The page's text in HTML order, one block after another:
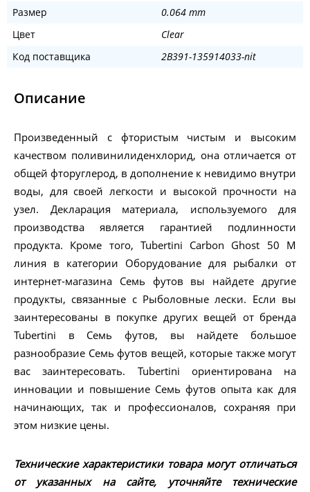
Размер
0.064 mm
Цвет
Clear
Код поставщика
2B391-135914033-nit
Описание
Произведенный с фтористым чистым и высоким
качеством поливинилиденхлорид, она отличается от
общей фторуглерод, в дополнение к невидимо внутри
воды, для своей легкости и высокой прочности на
узел. Декларация материала, используемого для
производства является гарантией подлинности
продукта. Кроме того, Tubertini Carbon Ghost 50 M
линия в категории Оборудование для рыбалки от
интернет-магазина Семь футов вы найдете другие
продукты, связанные с Рыболовные лески. Если вы
заинтересованы в покупке других вещей от бренда
Tubertini в Семь футов, вы найдете большое
разнообразие Семь футов вещей, которые также могут
вас заинтересовать. Tubertini ориентирована на
инновации и повышение Семь футов опыта как для
начинающих, так и профессионалов, сохраняя при
этом низкие цены.
Технические характеристики товара могут отличаться
от указанных на сайте, уточняйте технические